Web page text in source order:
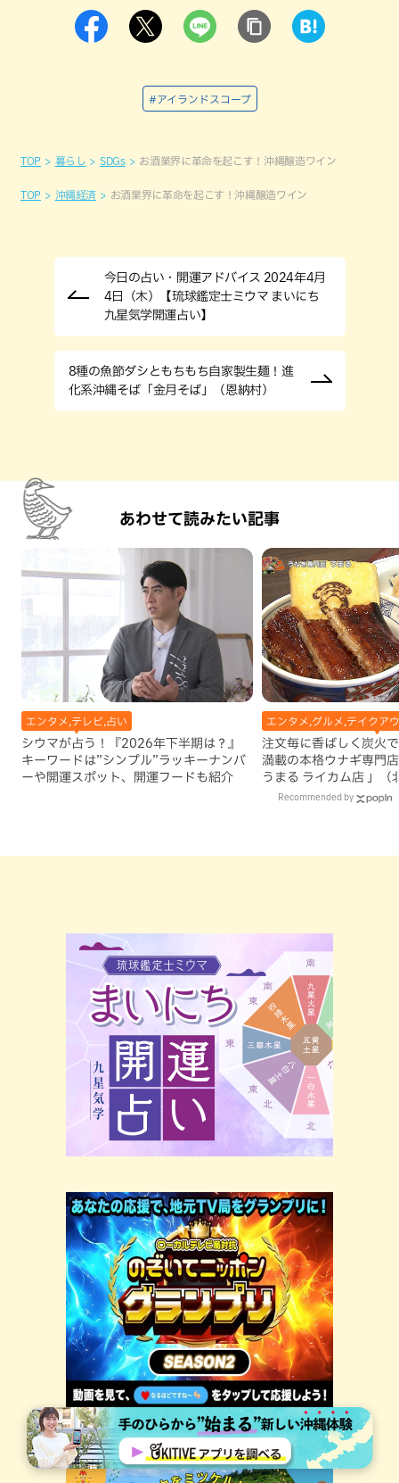
#アイランドスコープ
TOP 暮らし SDGs お酒業界に革命を起こす！沖縄醸造ワイン
TOP 沖縄経済 お酒業界に革命を起こす！沖縄醸造ワイン
今日の占い・開運アドバイス 2024年4月
4日（木）【琉球鑑定士ミウマ まいにち
九星気学開運占い】
8種の魚節ダシともちもち自家製生麺！進
化系沖縄そば「金月そば」（恩納村）
あわせて読みたい記事
エンタメ,テレビ,占い
シウマが占う！『2026年下半期は？』
キーワードは”シンプル”ラッキーナンバ
ーや開運スポット、開運フードも紹介
エンタメ,グルメ,テイクア
注文毎に香ばしく炭火
満載の本格ウナギ専門
うまる ライカム店 」（
Recommended by